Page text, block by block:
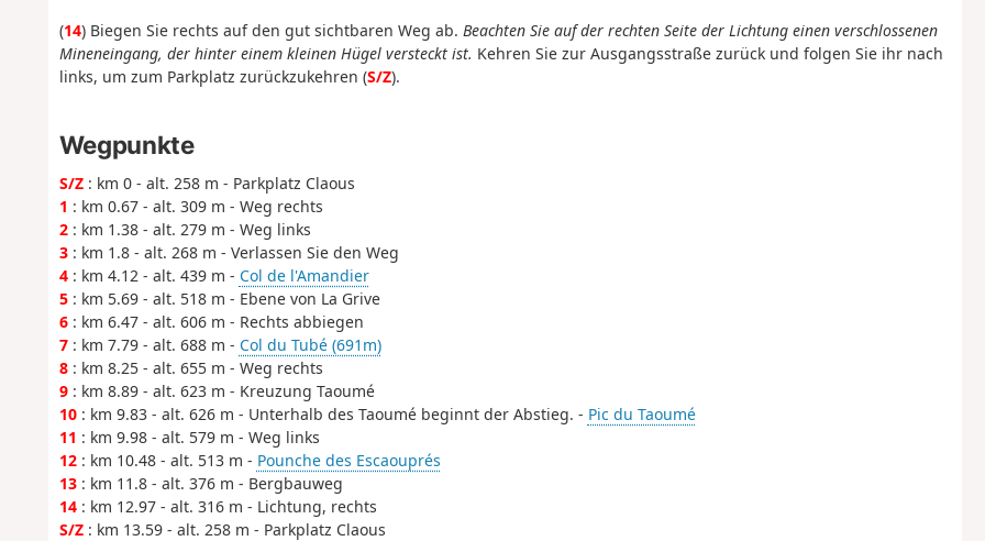
(14) Biegen Sie rechts auf den gut sichtbaren Weg ab. Beachten Sie auf der rechten Seite der Lichtung einen verschlossenen
Mineneingang, der hinter einem kleinen Hügel versteckt ist. Kehren Sie zur Ausgangsstraße zurück und folgen Sie ihr nach
links, um zum Parkplatz zurückzukehren (S/Z).
Wegpunkte
S/Z: km 0 - alt. 258 m - Parkplatz Claous
1 : km 0.67 - alt. 309 m - Weg rechts
2: km 1.38 - alt. 279 m - Weg links
3: km 1.8 - alt. 268 m - Verlassen Sie den Weg
4: km 4.12 - alt. 439 m - Col de l'Amandier
5: km 5.69 - alt. 518 m - Ebene von La Grive
6: km 6.47 - alt. 606 m - Rechts abbiegen
7: km 7.79 - alt. 688 m - Col du Tubé (691m)
8: km 8.25 - alt. 655 m - Weg rechts
9: km 8.89 - alt. 623 m - Kreuzung Taoumé
10: km 9.83 - alt. 626 m - Unterhalb des Taoumé beginnt der Abstieg. - Pic du Taoumé
11 : km 9.98 - alt. 579 m - Weg links
12: km 10.48 - alt. 513 m - Pounche des Escaouprés
13: km 11.8 - alt. 376 m - Bergbauweg
14: km 12.97 - alt. 316 m - Lichtung, rechts
S/Z: km 13.59 - alt. 258 m - Parkplatz Claous